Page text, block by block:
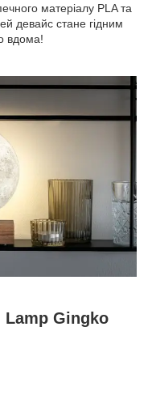
матеріалу PLA та
девайс стане гідним
вдома!
Gingko